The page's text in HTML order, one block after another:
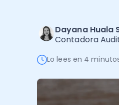
Software Factura y
Autores
Dayana Huala
Contadora
Lo lees en 4